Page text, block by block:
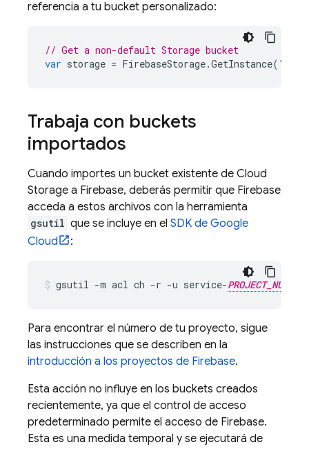
referencia a tu bucket personalizado:
// Get a non-default Storage bucket
var storage = FirebaseStorage.GetInstance(
Trabaja con buckets
importados
Cuando importes un bucket existente de Cloud
Storage a Firebase, deberás permitir que Firebase
acceda a estos archivos con la herramienta
gsutil que se incluye en el SDK de Google
Cloud
:
gsutil -m acl ch -r -u service-PROJECT_NUMBER
Para encontrar el número de tu proyecto, sigue
las instrucciones que se describen en la
introducción a los proyectos de Firebase.
Esta acción no influye en los buckets creados
recientemente, ya que el control de acceso
predeterminado permite el acceso de Firebase.
Esta es una medida temporal y se ejecutará de